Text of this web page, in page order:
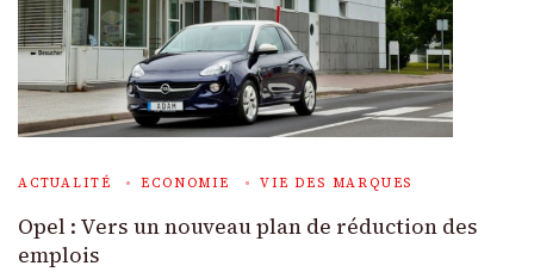
ACTUALITÉ ECONOMIE VIE DES MARQUES
Opel : Vers un nouveau plan de réduction des
emplois